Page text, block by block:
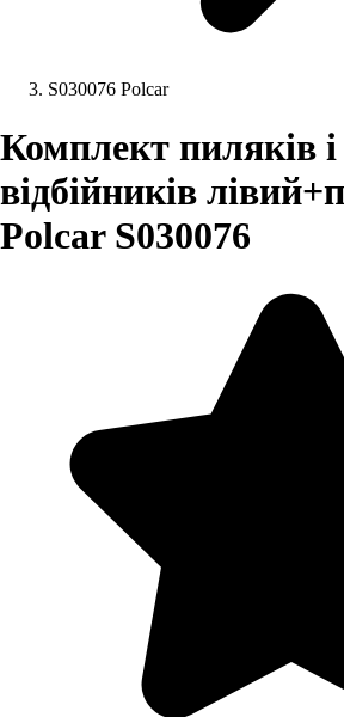
S030076 Polcar
Комплект пиляків і
відбійників
Polcar S030076